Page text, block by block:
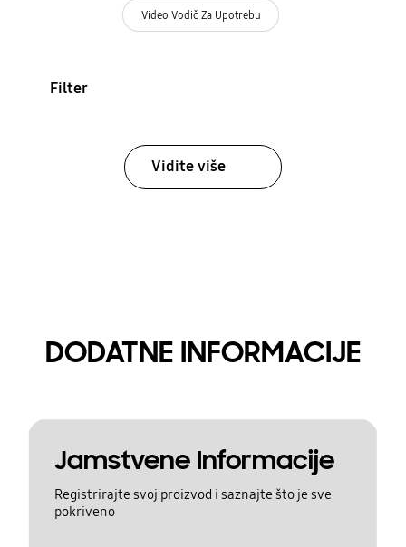
Video Vodič Za Upotrebu
Filter
Vidite više
DODATNE INFORMACIJE
Jamstvene Informacije
Registrirajte svoj proizvod i saznajte što je sve
pokriveno